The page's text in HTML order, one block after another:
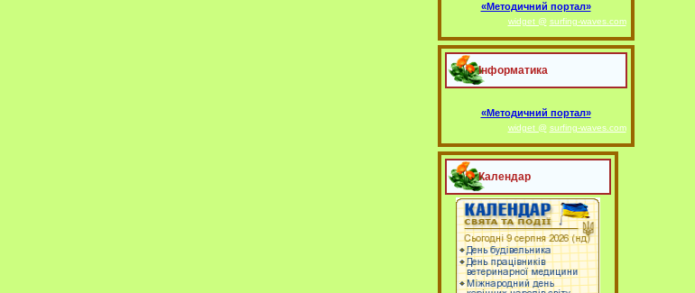
«Методичний портал»
widget @ surfing-waves.com
Інформатика
«Методичний портал»
widget @ surfing-waves.com
Календар